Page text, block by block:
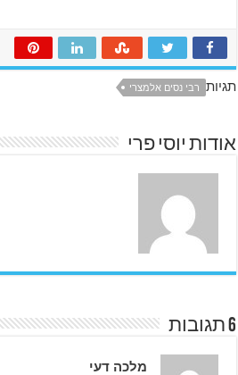
תגיות רבי נסים אלמצרי
אודות יוסי פרי
6 תגובות
מלכה דעי